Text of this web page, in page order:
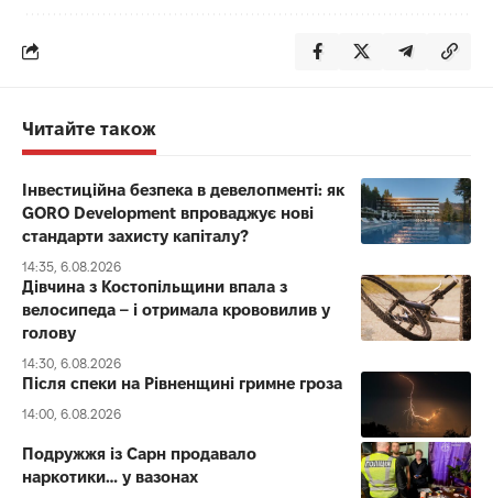
Читайте також
Інвестиційна безпека в девелопменті: як
GORO Development впроваджує нові
стандарти захисту капіталу?
14:35, 6.08.2026
Дівчина з Костопільщини впала з
велосипеда – і отримала крововилив у
голову
14:30, 6.08.2026
Після спеки на Рівненщині гримне гроза
14:00, 6.08.2026
Подружжя із Сарн продавало
наркотики… у вазонах